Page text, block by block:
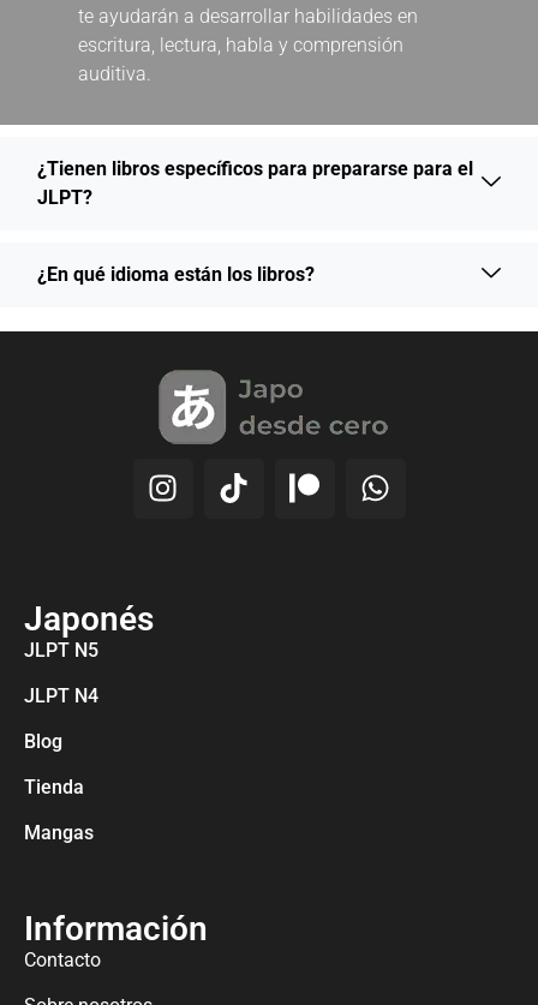
te ayudarán a desarrollar habilidades en
escritura, lectura, habla y comprensión
auditiva.
¿Tienen libros específicos para prepararse para el
JLPT?
¿En qué idioma están los libros?
Japonés
JLPT N5
JLPT N4
Blog
Tienda
Mangas
Información
Contacto